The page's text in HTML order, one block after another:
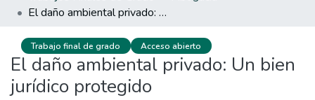
El daño ambiental privado: Un bien jurídico protegido
Trabajo final de grado Acceso abierto
El daño ambiental privado: Un bien
jurídico protegido